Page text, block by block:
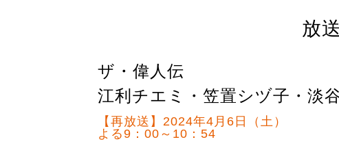
放
ザ・偉人伝
江利チエミ・笠置シヅ子・淡
【再放送】2024年4月6日（土）
よる9：00～10：54